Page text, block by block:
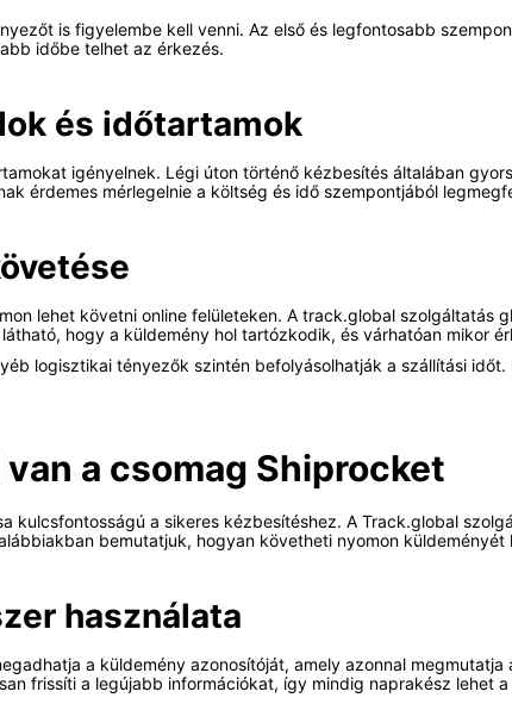
is figyelembe kell venni. Az első és legfontosabb
időbe telhet az érkezés.
és időtartamok
igényelnek. Légi úton történő kézbesítés általában
érdemes mérlegelnie a költség és idő szempontjából
lehet követni online felületeken. A track.global szolgáltatás
hogy a küldemény hol tartózkodik, és várhatóan mikor
logisztikai tényezők szintén befolyásolhatják a szállítási
a csomag Shiprocket
kulcsfontosságú a sikeres kézbesítéshez. A Track.global
bemutatjuk, hogyan követheti nyomon küldeményét
használata
a küldemény azonosítóját, amely azonnal
frissíti a legújabb információkat, így mindig naprakész lehet